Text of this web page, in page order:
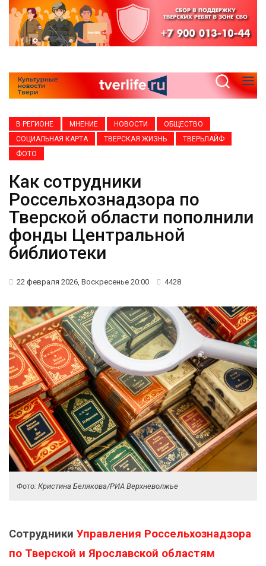
В РЕГИОНЕ МНЕНИЕ НОВОСТИ
ОБЩЕСТВО
СОЦИАЛЬНАЯ КАРТА
ТВЕРСКАЯ ЖИЗНЬ
ТВЕРЬЛАЙФ
ФОТО
Как сотрудники
Россельхознадзора по
Тверской области пополнили
фонды Центральной
библиотеки
22 февраля 2026, Воскресенье 20:00 4428
Фото: Кристина Белякова/РИА Верхневолжье
Сотрудники Управления Россельхознадзора
по Тверской и Ярославской областям